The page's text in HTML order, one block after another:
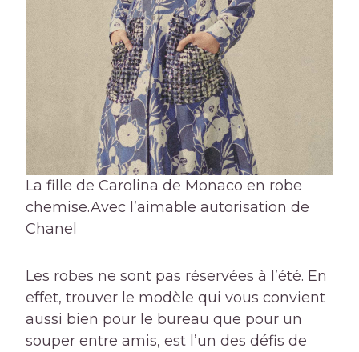
La fille de Carolina de Monaco en robe
chemise.Avec l’aimable autorisation de
Chanel
Les robes ne sont pas réservées à l’été. En
effet, trouver le modèle qui vous convient
aussi bien pour le bureau que pour un
souper entre amis, est l’un des défis de